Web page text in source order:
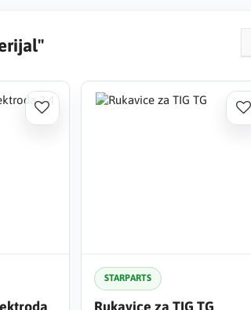
STARPARTS
Rukavice za TIG TG